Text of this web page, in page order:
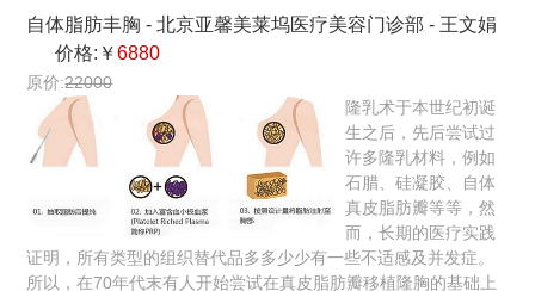
自体脂肪丰胸 -北京亚馨美莱坞医疗美容门诊部 - 王文娟
价格:￥6880
原价:22000
隆乳术于本世纪初诞
生之后，先后尝试过
许多隆乳材料，例如
石腊、硅凝胶、自体
真皮脂肪瓣等等，然
而，长期的医疗实践
证明，所有类型的组织替代品多多少少有一些不适感及并发症。
所以，在70年代末有人开始尝试在真皮脂肪瓣移植隆胸的基础上